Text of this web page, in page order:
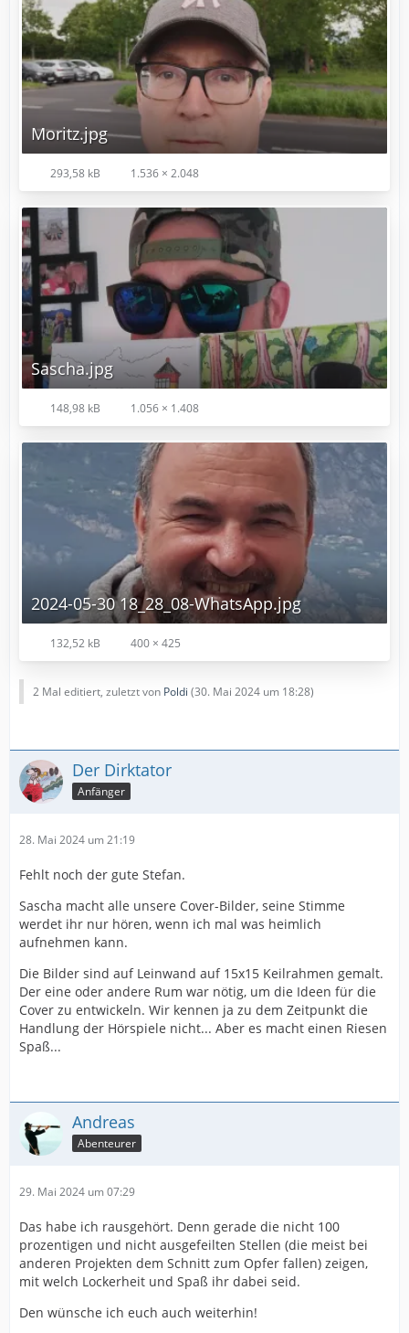
Moritz.jpg
293,58 kB 1.536 × 2.048
Sascha.jpg
148,98 kB 1.056 × 1.408
2024-05-30 18_28_08-WhatsApp.jpg
132,52 kB 400 × 425
2 Mal editiert, zuletzt von Poldi (30. Mai 2024 um 18:28)
Der Dirktator
Anfänger
28. Mai 2024 um 21:19
Fehlt noch der gute Stefan.
Sascha macht alle unsere Cover-Bilder, seine Stimme
werdet ihr nur hören, wenn ich mal was heimlich
aufnehmen kann.
Die Bilder sind auf Leinwand auf 15x15 Keilrahmen gemalt.
Der eine oder andere Rum war nötig, um die Ideen für die
Cover zu entwickeln. Wir kennen ja zu dem Zeitpunkt die
Handlung der Hörspiele nicht... Aber es macht einen Riesen
Spaß...
Andreas
Abenteurer
29. Mai 2024 um 07:29
Das habe ich rausgehört. Denn gerade die nicht 100
prozentigen und nicht ausgefeilten Stellen (die meist bei
anderen Projekten dem Schnitt zum Opfer fallen) zeigen,
mit welch Lockerheit und Spaß ihr dabei seid.
Den wünsche ich euch auch weiterhin!